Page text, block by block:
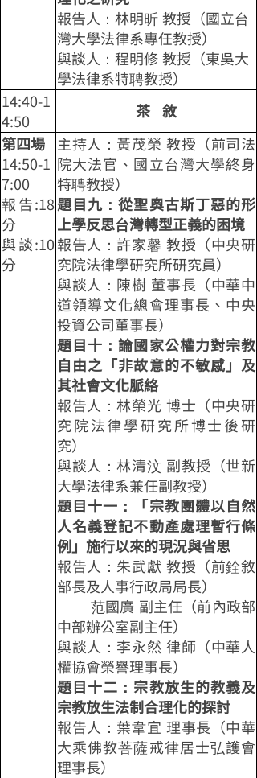
報告人：林明昕 教授（國立台
灣大學法律系專任教授）
與談人：程明修 教授（東吳大
學法律系特聘教授）
14:40-1
4:50
茶 敘
第四場
14:50-1
7:00
報告:18
分
與談:10
分
主持人：黃茂榮 教授（前司法
院大法官、國立台灣大學終身
特聘教授）
題目九：從聖奧古斯丁惡的形
上學反思台灣轉型正義的困境
報告人：許家馨 教授（中央研
究院法律學研究所研究員）
與談人：陳樹 董事長（中華中
道領導文化總會理事長、中央
投資公司董事長）
題目十：論國家公權力對宗教
自由之「非故意的不敏感」及
其社會文化脈絡
報告人：林榮光 博士（中央研
究院法律學研究所博士後研
究）
與談人：林清汶 副教授（世新
大學法律系兼任副教授）
題目十一：「宗教團體以自然
人名義登記不動產處理暫行條
例」施行以來的現況與省思
報告人：朱武獻 教授（前銓敘
部長及人事行政局局長）
范國廣 副主任（前內政部
中部辦公室副主任）
與談人：李永然 律師（中華人
權協會榮譽理事長）
題目十二：宗教放生的教義及
宗教放生法制合理化的探討
報告人：葉韋宜 理事長（中華
大乘佛教菩薩戒律居士弘護會
理事長）